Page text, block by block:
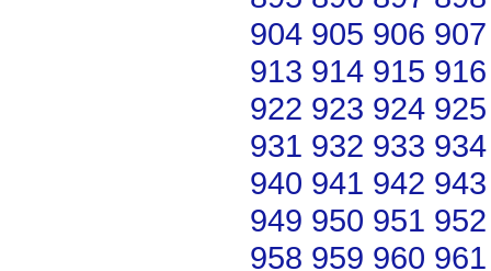
904 905 906 907
913 914 915 916
922 923 924 925
931 932 933 934
940 941 942 943
949 950 951 952
958 959 960 961